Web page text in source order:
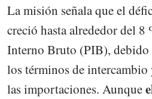
La misión señala que el
creció hasta alrededor del 8
Interno Bruto (PIB),
los términos de
las importaciones. Aunque